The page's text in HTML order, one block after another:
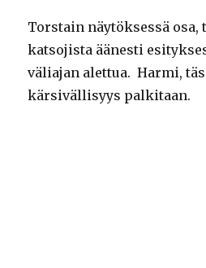
Torstain näytöksessä
katsojista äänesti
väliajan alettua. Harmi,
kärsivällisyys palkitaan.